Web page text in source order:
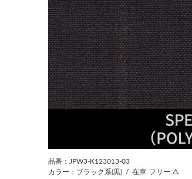
品番：JPW3-K123013-03
カラー：ブラック系(黒) / 在庫 フリー:△